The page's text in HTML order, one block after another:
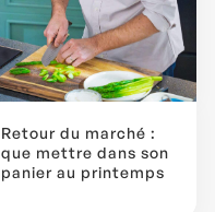
Retour du marché :
que mettre dans son
panier au printemps